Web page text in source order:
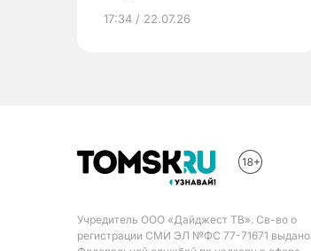
17:34 / 22.07.26
Учредитель ООО «Дайджест ТВ». Св-во о
регистрации СМИ ЭЛ №ФС 77-71671 выдано